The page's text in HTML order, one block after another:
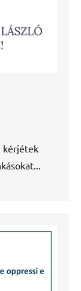
kérjétek